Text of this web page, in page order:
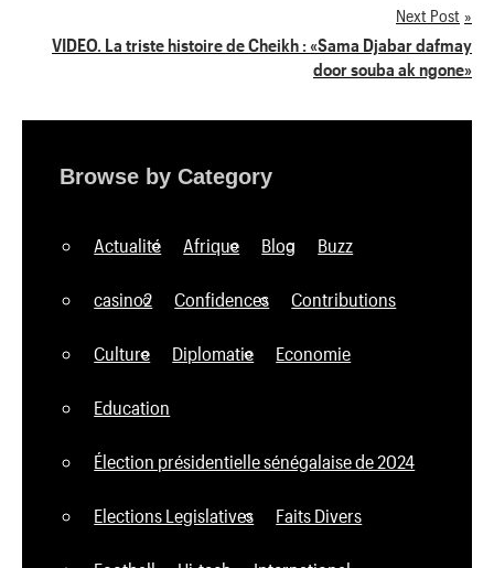
Next Post
VIDEO. La triste histoire de Cheikh : «Sama Djabar dafmay
door souba ak ngone»
Browse by Category
Actualité Afrique Blog Buzz
casino2 Confidences Contributions
Culture Diplomatie Economie
Education
Élection présidentielle sénégalaise de 2024
Elections Legislatives Faits Divers